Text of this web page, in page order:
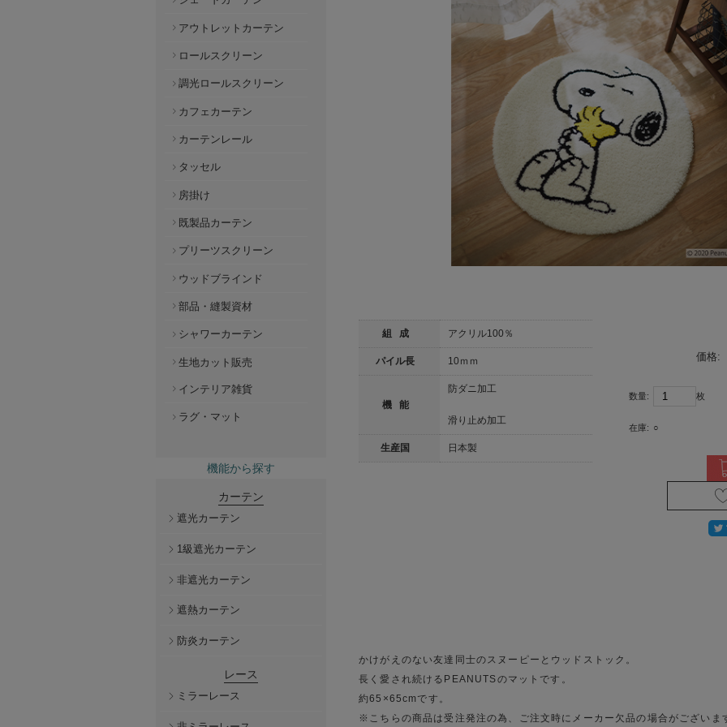
価格:
数量: 枚
在庫: ○
かけがえのない友達同士のスヌーピーとウッドストック。
長く愛され続けるPEANUTSのマットです。
約65×65cmです。
※こちらの商品は受注発注の為、ご注文時にメーカー欠品の場合がございま
組 成 アクリル100％
パイル長 10ｍｍ
機 能
防ダニ加工
滑り止め加工
生産国 日本製
アウトレットカーテン
ロールスクリーン
調光ロールスクリーン
カフェカーテン
カーテンレール
タッセル
房掛け
既製品カーテン
プリーツスクリーン
ウッドブラインド
部品・縫製資材
シャワーカーテン
生地カット販売
インテリア雑貨
ラグ・マット
機能から探す
カーテン
遮光カーテン
1級遮光カーテン
非遮光カーテン
遮熱カーテン
防炎カーテン
レース
ミラーレース